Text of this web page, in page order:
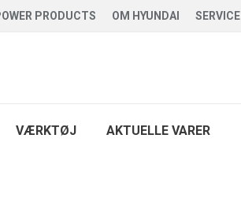
PRODUCTS OM HYUNDAI SERVICE
VÆRKTØJ AKTUELLE VARER